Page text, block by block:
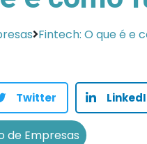
Fintech: O que é e
Twitter
de Empresas